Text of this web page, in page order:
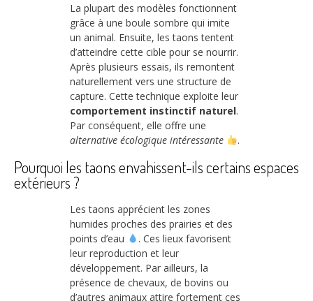
La plupart des modèles fonctionnent
grâce à une boule sombre qui imite
un animal. Ensuite, les taons tentent
d’atteindre cette cible pour se nourrir.
Après plusieurs essais, ils remontent
naturellement vers une structure de
capture. Cette technique exploite leur
comportement instinctif naturel.
Par conséquent, elle offre une
alternative écologique intéressante
.
Pourquoi les taons envahissent-ils certains espaces
extérieurs ?
Les taons apprécient les zones
humides proches des prairies et des
points d’eau
. Ces lieux favorisent
leur reproduction et leur
développement. Par ailleurs, la
présence de chevaux, de bovins ou
d’autres animaux attire fortement ces